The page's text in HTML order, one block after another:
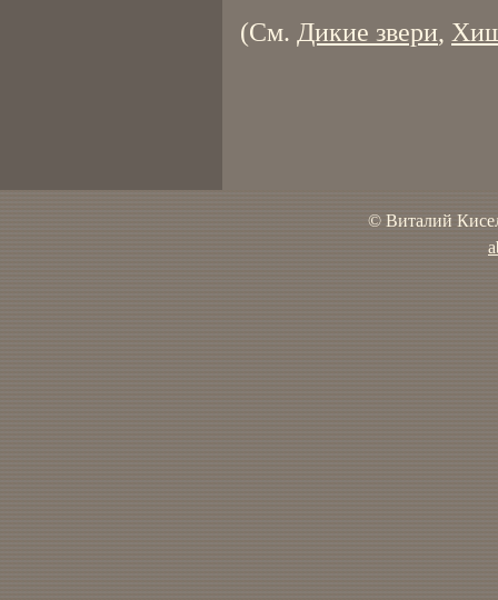
(См. Дикие звери,
© Виталий